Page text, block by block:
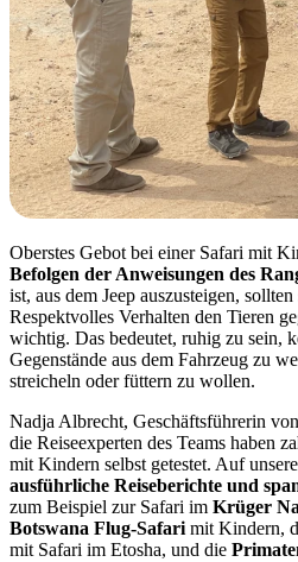
Oberstes Gebot bei einer Safari mit
Befolgen der Anweisungen des
ist, aus dem Jeep auszusteigen,
Respektvolles Verhalten den Tieren
wichtig. Das bedeutet, ruhig zu sein,
Gegenstände aus dem Fahrzeug zu
streicheln oder füttern zu wollen.
Nadja Albrecht, Geschäftsführerin
die Reiseexperten des Teams haben
mit Kindern selbst getestet. Auf
ausführliche Reiseberichte und
zum Beispiel zur Safari im Krüger
Botswana Flug-Safari mit Kindern,
mit Safari im Etosha, und die